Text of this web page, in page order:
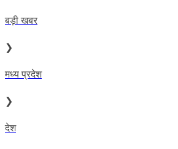
बड़ी खबर
❯
मध्य प्रदेश
❯
देश